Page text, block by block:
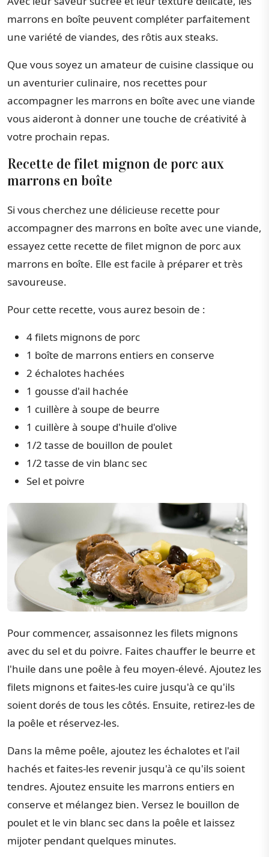
marrons en boîte peuvent compléter parfaitement
une variété de viandes, des rôtis aux steaks.
Que vous soyez un amateur de cuisine classique ou
un aventurier culinaire, nos recettes pour
accompagner les marrons en boîte avec une viande
vous aideront à donner une touche de créativité à
votre prochain repas.
Recette de filet mignon de porc aux
marrons en boîte
Si vous cherchez une délicieuse recette pour
accompagner des marrons en boîte avec une viande,
essayez cette recette de filet mignon de porc aux
marrons en boîte. Elle est facile à préparer et très
savoureuse.
Pour cette recette, vous aurez besoin de :
4 filets mignons de porc
1 boîte de marrons entiers en conserve
2 échalotes hachées
1 gousse d'ail hachée
1 cuillère à soupe de beurre
1 cuillère à soupe d'huile d'olive
1/2 tasse de bouillon de poulet
1/2 tasse de vin blanc sec
Sel et poivre
Pour commencer, assaisonnez les filets mignons
avec du sel et du poivre. Faites chauffer le beurre et
l'huile dans une poêle à feu moyen-élevé. Ajoutez les
filets mignons et faites-les cuire jusqu'à ce qu'ils
soient dorés de tous les côtés. Ensuite, retirez-les de
la poêle et réservez-les.
Dans la même poêle, ajoutez les échalotes et l'ail
hachés et faites-les revenir jusqu'à ce qu'ils soient
tendres. Ajoutez ensuite les marrons entiers en
conserve et mélangez bien. Versez le bouillon de
poulet et le vin blanc sec dans la poêle et laissez
mijoter pendant quelques minutes.